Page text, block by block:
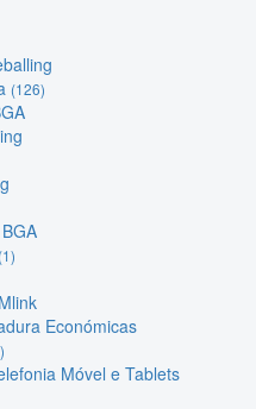
(126)
(1)
Económicas
Móvel e Tablets